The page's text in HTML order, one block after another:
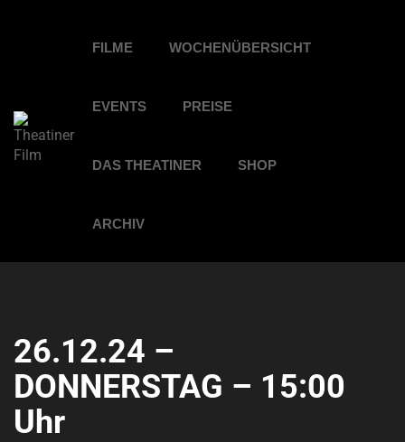
FILME WOCHENÜBERSICHT
EVENTS PREISE
DAS THEATINER SHOP
ARCHIV
26.12.24 –
DONNERSTAG – 15:00
Uhr